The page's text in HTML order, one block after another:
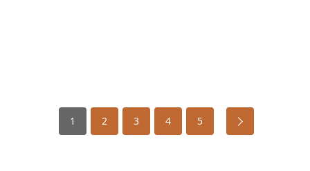
1 2 3 4 5